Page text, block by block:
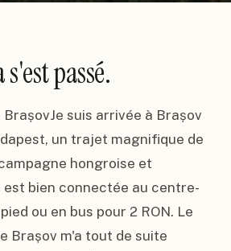
passé.
BrașovJe suis arrivée à Brașov
un trajet magnifique de
hongroise et
est bien connectée au centre-
ou en bus pour 2 RON. Le
Brașov m'a tout de suite